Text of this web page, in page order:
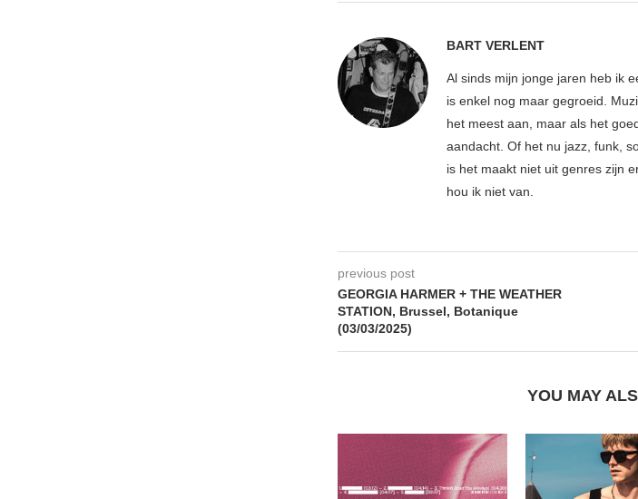
BART VERLENT
Al sinds mijn jonge jaren heb ik
is enkel nog maar gegroeid.
het meest aan, maar als het
aandacht. Of het nu jazz, funk,
is het maakt niet uit genres zijn
hou ik niet van.
previous post
GEORGIA HARMER + THE WEATHER
STATION, Brussel, Botanique
(03/03/2025)
YOU MAY